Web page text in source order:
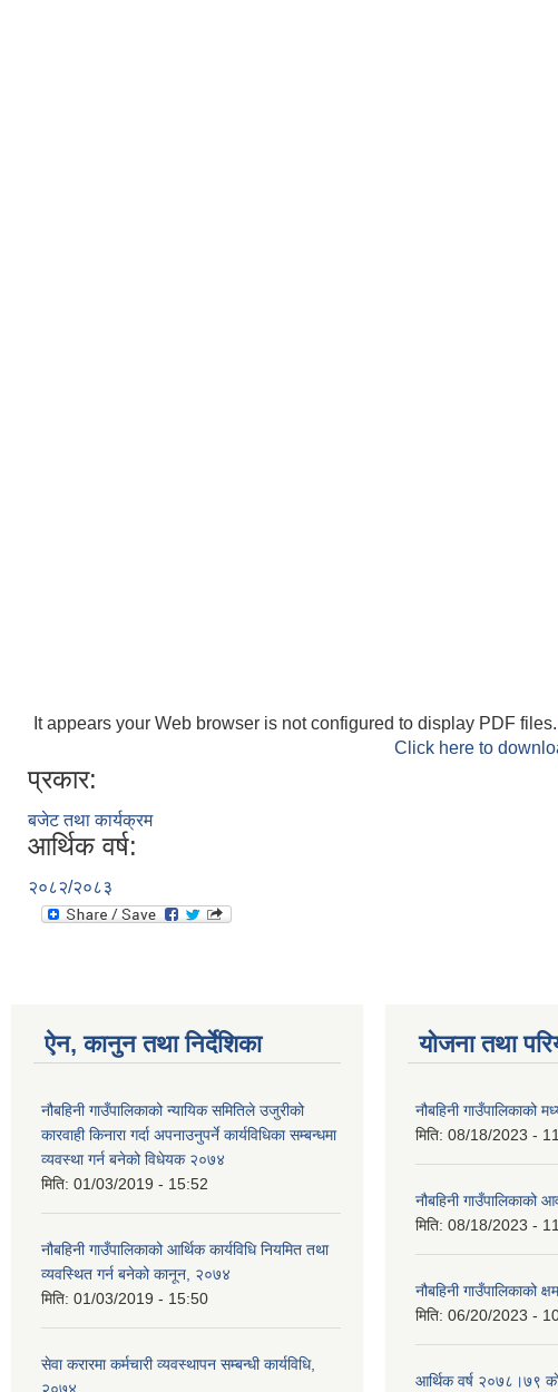
It appears your Web browser is not configured to display PDF files.
Click here to
प्रकार:
बजेट तथा कार्यक्रम
आर्थिक वर्ष:
२०८२/२०८३
ऐन, कानुन तथा निर्देशिका
नौबहिनी गाउँपालिकाको न्यायिक समितिले उजुरीको
कारवाही किनारा गर्दा अपनाउनुपर्ने कार्यविधिका सम्बन्धमा
व्यवस्था गर्न बनेको विधेयक २०७४
मिति: 01/03/2019 - 15:52
नौबहिनी गाउँपालिकाको आर्थिक कार्यविधि नियमित तथा
व्यवस्थित गर्न बनेको कानून, २०७४
मिति: 01/03/2019 - 15:50
सेवा करारमा कर्मचारी व्यवस्थापन सम्बन्धी कार्यविधि,
योजना तथा
नौबहिनी गाउँपालिकाको
मिति: 08/18/2023 -
नौबहिनी गाउँपालिकाको
मिति: 08/18/2023 -
नौबहिनी गाउँपालिकाको
मिति: 06/20/2023 -
आर्थिक वर्ष २०७८।७९ काे